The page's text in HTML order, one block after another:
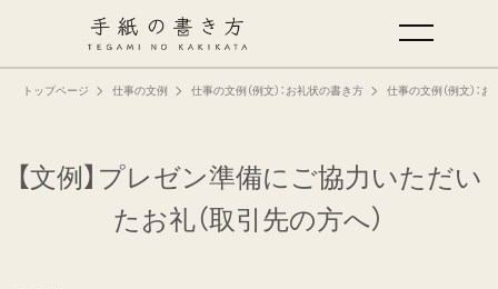
トップページ 仕事の文例 仕事の文例（例文）：お礼状の書き方 仕事の文例（例文）：お
【文例】プレゼン準備にご協力いただい
たお礼（取引先の方へ）
手紙の基本
仕事の手紙の書き方
くらしの文例